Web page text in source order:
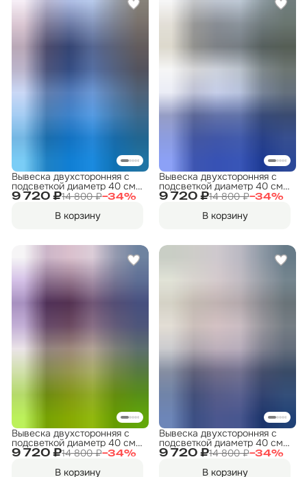
9 720 ₽14 800 ₽−34%
Вывеска двухсторонняя с
подсветкой диаметр 40 см.
"Прокат" 1
В корзину
9 720 ₽14 800 ₽−34%
Вывеска двухсторонняя с
подсветкой диаметр 40 см.
"ФИТНЕС" 2
В корзину
9 720 ₽14 800 ₽−34%
Вывеска двухсторонняя с
подсветкой диаметр 40 см.
"ФИТНЕС" 7
В корзину
9 720 ₽14 800 ₽−34%
Вывеска двухсторонняя с
подсветкой диаметр 40 см.
"ФИТНЕС" 10
В корзину